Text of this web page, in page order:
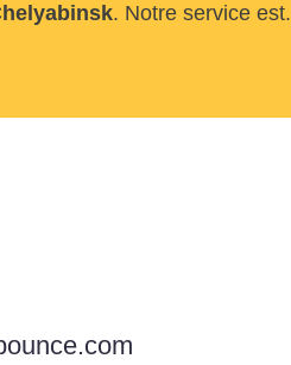
. Notre service est